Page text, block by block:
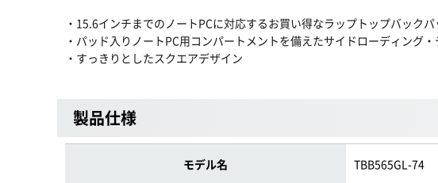
・15.6インチまでのノートPCに対応するお買い得なラップトップバックパ
・パッド入りノートPC用コンパートメントを備えたサイドローディング
・すっきりとしたスクエアデザイン
製品仕様
モデル名 TBB565GL-74